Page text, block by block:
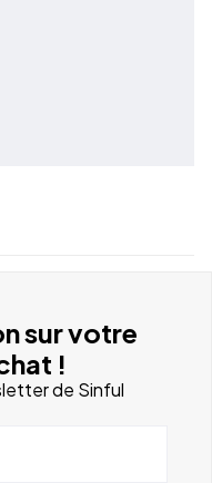
sur votre
!
de Sinful